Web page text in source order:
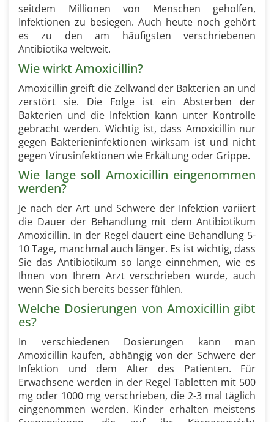
seitdem Millionen von Menschen geholfen,
Infektionen zu besiegen. Auch heute noch gehört
es zu den am häufigsten verschriebenen
Antibiotika weltweit.
Wie wirkt Amoxicillin?
Amoxicillin greift die Zellwand der Bakterien an und
zerstört sie. Die Folge ist ein Absterben der
Bakterien und die Infektion kann unter Kontrolle
gebracht werden. Wichtig ist, dass Amoxicillin nur
gegen Bakterieninfektionen wirksam ist und nicht
gegen Virusinfektionen wie Erkältung oder Grippe.
Wie lange soll Amoxicillin eingenommen
werden?
Je nach der Art und Schwere der Infektion variiert
die Dauer der Behandlung mit dem Antibiotikum
Amoxicillin. In der Regel dauert eine Behandlung 5-
10 Tage, manchmal auch länger. Es ist wichtig, dass
Sie das Antibiotikum so lange einnehmen, wie es
Ihnen von Ihrem Arzt verschrieben wurde, auch
wenn Sie sich bereits besser fühlen.
Welche Dosierungen von Amoxicillin gibt
es?
In verschiedenen Dosierungen kann man
Amoxicillin kaufen, abhängig von der Schwere der
Infektion und dem Alter des Patienten. Für
Erwachsene werden in der Regel Tabletten mit 500
mg oder 1000 mg verschrieben, die 2-3 mal täglich
eingenommen werden. Kinder erhalten meistens